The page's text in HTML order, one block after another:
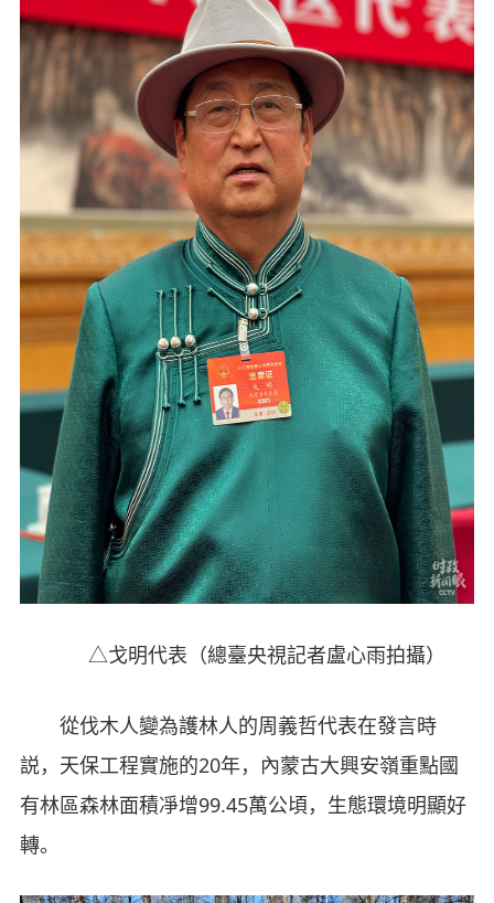
△戈明代表（總臺央視記者盧心雨拍攝）
從伐木人變為護林人的周義哲代表在發言時
説，天保工程實施的20年，內蒙古大興安嶺重點國
有林區森林面積凈增99.45萬公頃，生態環境明顯好
轉。